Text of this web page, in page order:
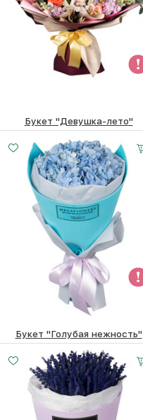
Букет "Девушка-лето"
6500₽
Букет "Голубая нежность"
1300₽